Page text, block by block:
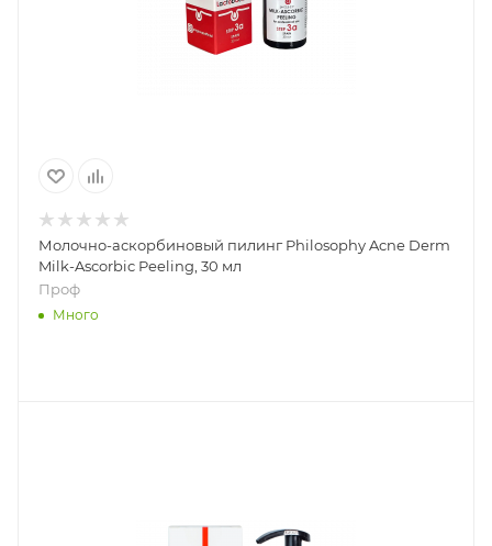
Молочно-аскорбиновый пилинг Philosophy Acne Derm
Milk-Ascorbic Peeling, 30 мл
Проф
Много